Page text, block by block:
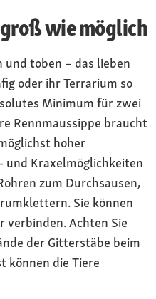
wie möglich
toben – das lieben
oder ihr Terrarium so
Minimum für zwei
Rennmaussippe braucht
hoher
und Kraxelmöglichkeiten
zum Durchsausen,
Sie können
verbinden. Achten Sie
der Gitterstäbe beim
können die Tiere